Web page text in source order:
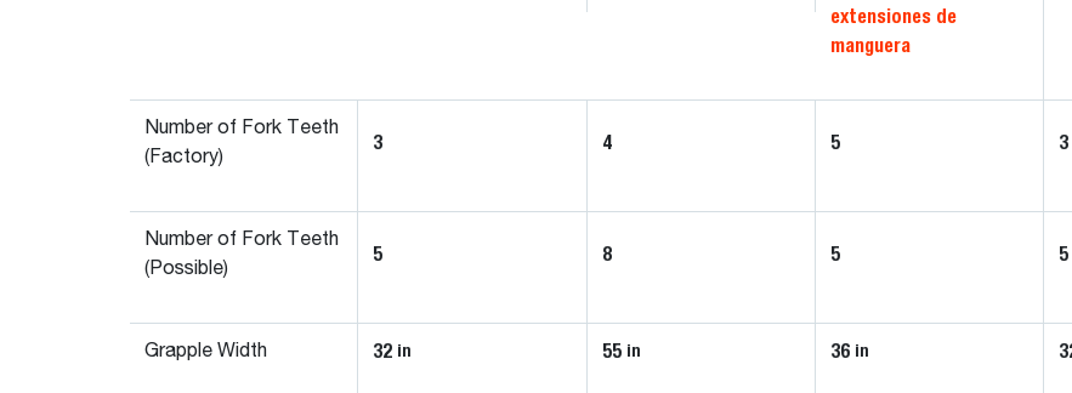
extensiones de
manguera
Number of Fork Teeth
(Factory)
3 4 5 3
Number of Fork Teeth
(Possible)
5 8 5 5
Grapple Width 32 in 55 in 36 in